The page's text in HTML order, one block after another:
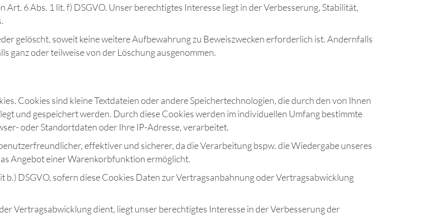
6 Abs. 1 lit. f) DSGVO. Unser berechtigtes Interesse liegt in der Verbesserung, Stabilität,
gelöscht, soweit keine weitere Aufbewahrung zu Beweiszwecken erforderlich ist. Andernfalls
ganz oder teilweise von der Löschung ausgenommen.
Cookies sind kleine Textdateien oder andere Speichertechnologien, die durch den von Ihnen
und gespeichert werden. Durch diese Cookies werden im individuellen Umfang bestimmte
oder Standortdaten oder Ihre IP-Adresse, verarbeitet.
effektiver und sicherer, da die Verarbeitung bspw. die Wiedergabe unseres
Angebot einer Warenkorbfunktion ermöglicht.
b.) DSGVO, sofern diese Cookies Daten zur Vertragsanbahnung oder Vertragsabwicklung
Vertragsabwicklung dient, liegt unser berechtigtes Interesse in der Verbesserung der